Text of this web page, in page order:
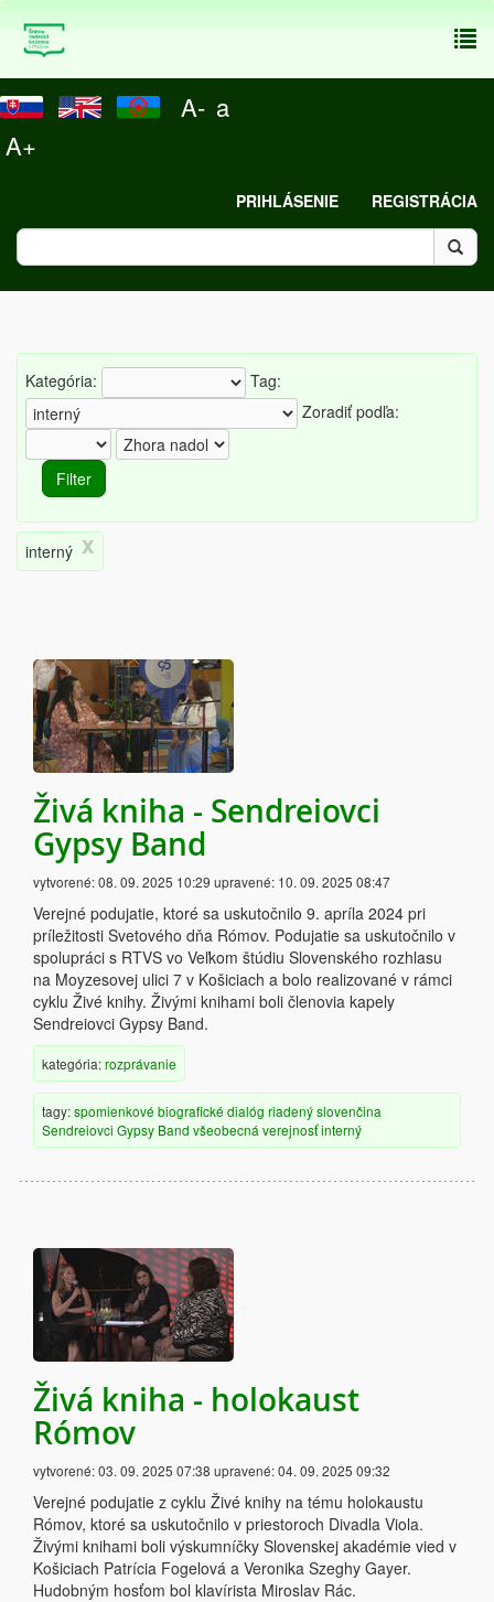
A- a
A+
PRIHLÁSENIE REGISTRÁCIA
Kategória:
Tag:
Zoradiť podľa:
interný x
Živá kniha - Sendreiovci
Gypsy Band
vytvorené:08. 09. 2025 10:29 upravené: 10. 09. 2025 08:47
Verejné podujatie, ktoré sa uskutočnilo 9. apríla 2024 pri
príležitosti Svetového dňa Rómov. Podujatie sa uskutočnilo v
spolupráci s RTVS vo Veľkom štúdiu Slovenského rozhlasu
na Moyzesovej ulici 7 v Košiciach a bolo realizované v rámci
cyklu Živé knihy. Živými knihami boli členovia kapely
Sendreiovci Gypsy Band.
kategória:rozprávanie
tagy:spomienkové biografické dialóg riadenýslovenčina
Sendreiovci Gypsy Band všeobecná verejnosťinterný
Živá kniha - holokaust
Rómov
vytvorené:03. 09. 2025 07:38 upravené:04. 09. 2025 09:32
Verejné podujatie z cyklu Živé knihy na tému holokaustu
Rómov, ktoré sa uskutočnilo v priestoroch Divadla Viola.
Živými knihami boli výskumníčky Slovenskej akadémie vied v
Košiciach Patrícia Fogelová a Veronika Szeghy Gayer.
Hudobným hosťom bol klavírista Miroslav Rác.